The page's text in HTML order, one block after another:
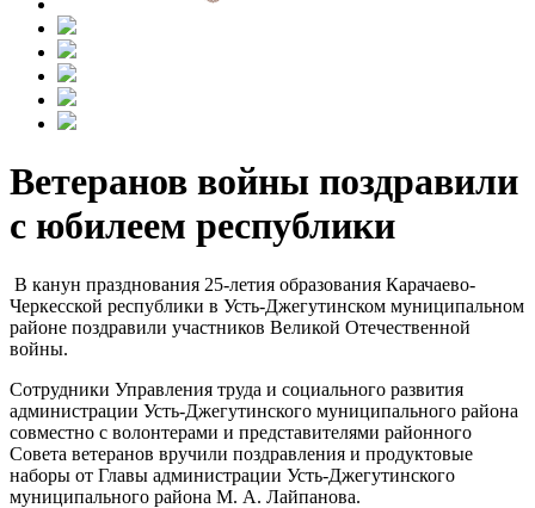
Ветеранов войны поздравили
с юбилеем республики
В канун празднования 25-летия образования Карачаево-
Черкесской республики в Усть-Джегутинском муниципальном
районе поздравили участников Великой Отечественной
войны.
Сотрудники Управления труда и социального развития
администрации Усть-Джегутинского муниципального района
совместно с волонтерами и представителями районного
Совета ветеранов вручили поздравления и продуктовые
наборы от Главы администрации Усть-Джегутинского
муниципального района М. А. Лайпанова.